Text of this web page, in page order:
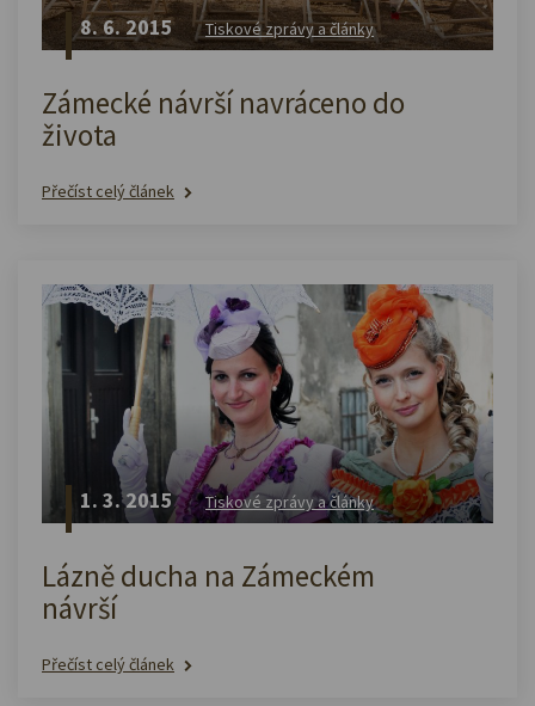
8. 6. 2015 Tiskové zprávy a články
Zámecké návrší navráceno do
života
Přečíst celý článek
1. 3. 2015 Tiskové zprávy a články
Lázně ducha na Zámeckém
návrší
Přečíst celý článek